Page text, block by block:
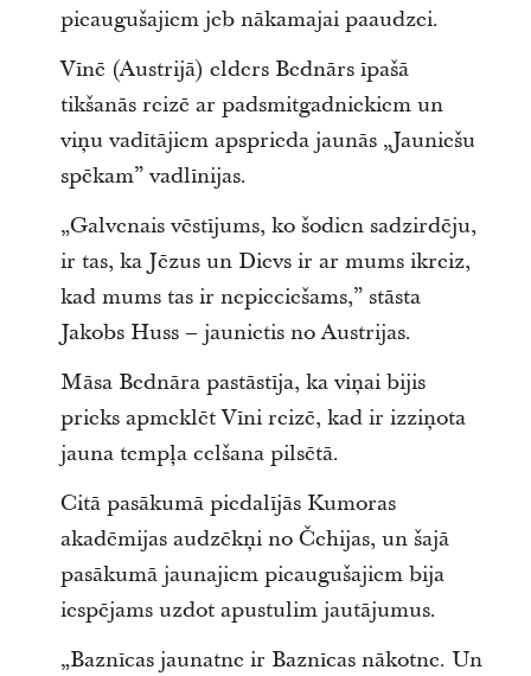
pieaugušajiem jeb nākamajai paaudzei.
Vīnē (Austrijā) elders Bednārs īpašā
tikšanās reizē ar padsmitgadniekiem un
viņu vadītājiem apsprieda jaunās „Jauniešu
spēkam” vadlīnijas.
„Galvenais vēstījums, ko šodien sadzirdēju,
ir tas, ka Jēzus un Dievs ir ar mums ikreiz,
kad mums tas ir nepieciešams,” stāsta
Jakobs Huss – jaunietis no Austrijas.
Māsa Bednāra pastāstīja, ka viņai bijis
prieks apmeklēt Vīni reizē, kad ir izziņota
jauna tempļa celšana pilsētā.
Citā pasākumā piedalījās Kumoras
akadēmijas audzēkņi no Čehijas, un šajā
pasākumā jaunajiem pieaugušajiem bija
iespējams uzdot apustulim jautājumus.
„Baznīcas jaunatne ir Baznīcas nākotne. Un